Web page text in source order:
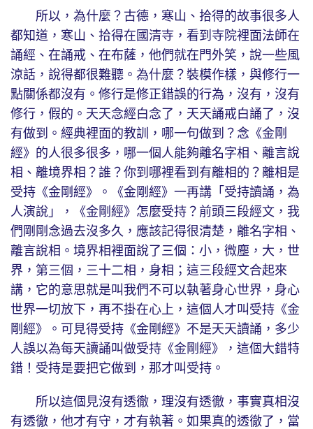
所以，為什麼？古德，寒山、拾得的故事很多人
都知道，寒山、拾得在國清寺，看到寺院裡面法師在
誦經、在誦戒、在布薩，他們就在門外笑，說一些風
涼話，說得都很難聽。為什麼？裝模作樣，與修行一
點關係都沒有。修行是修正錯誤的行為，沒有，沒有
修行，假的。天天念經白念了，天天誦戒白誦了，沒
有做到。經典裡面的教訓，哪一句做到？念《金剛
經》的人很多很多，哪一個人能夠離名字相、離言說
相、離境界相？誰？你到哪裡看到有離相的？離相是
受持《金剛經》。《金剛經》一再講「受持讀誦，為
人演說」，《金剛經》怎麼受持？前頭三段經文，我
們剛剛念過去沒多久，應該記得很清楚，離名字相、
離言說相。境界相裡面說了三個：小，微塵，大，世
界，第三個，三十二相，身相；這三段經文合起來
講，它的意思就是叫我們不可以執著身心世界，身心
世界一切放下，再不掛在心上，這個人才叫受持《金
剛經》。可見得受持《金剛經》不是天天讀誦，多少
人誤以為每天讀誦叫做受持《金剛經》，這個大錯特
錯！受持是要把它做到，那才叫受持。
所以這個見沒有透徹，理沒有透徹，事實真相沒
有透徹，他才有守，才有執著。如果真的透徹了，當